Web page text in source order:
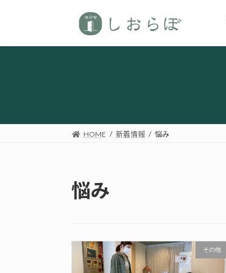
ッ
移
HOME 新着情報 悩み
悩み
その他